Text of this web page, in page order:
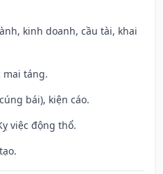
kinh doanh, cầu tài, khai
mai táng.
bái), kiện cáo.
việc động thổ.